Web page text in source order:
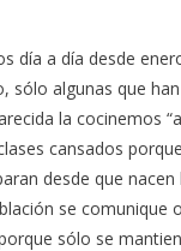
día a día desde
sólo algunas que
la cocinemos
cansados
desde que
se comunique
sólo se